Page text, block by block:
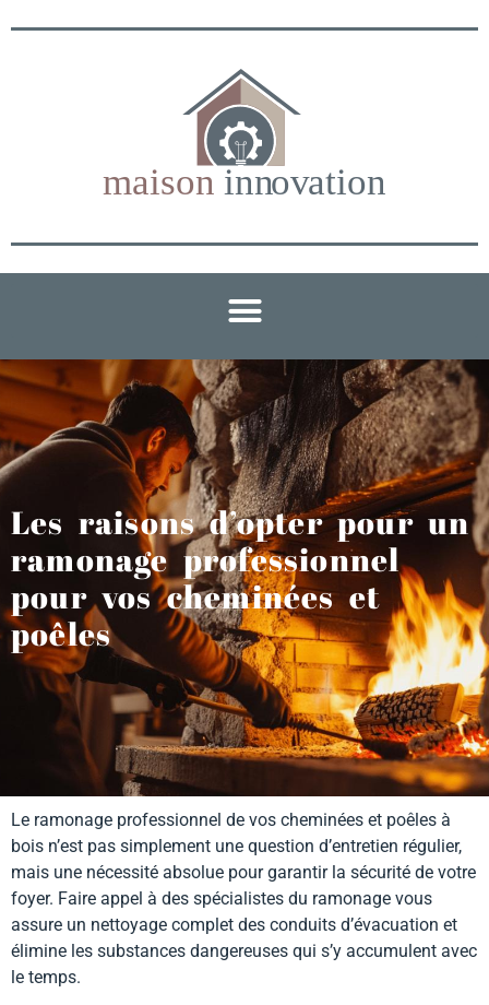
Les raisons d’opter pour un
ramonage professionnel
pour vos cheminées et
poêles
Le ramonage professionnel de vos cheminées et poêles à
bois n’est pas simplement une question d’entretien régulier,
mais une nécessité absolue pour garantir la sécurité de votre
foyer. Faire appel à des spécialistes du ramonage vous
assure un nettoyage complet des conduits d’évacuation et
élimine les substances dangereuses qui s’y accumulent avec
le temps.